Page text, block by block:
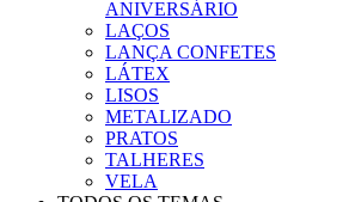
ANIVERSÁRIO
LAÇOS
LANÇA CONFETES
LÁTEX
LISOS
METALIZADO
PRATOS
TALHERES
VELA